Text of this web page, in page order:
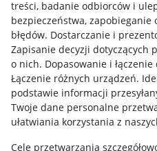
treści, badanie odbiorców i
bezpieczeństwa,
błędów. Dostarczanie i
Zapisanie decyzji dotyczących
o nich. Dopasowanie i
Łączenie różnych urządzeń.
podstawie informacji
Twoje dane personalne
ułatwiania korzystania z
Cele przetwarzania
Mapa miejscowości
Informacje prawne
Regulamin
Polityka plików "cookies"
Ustawienia plików "cookies"